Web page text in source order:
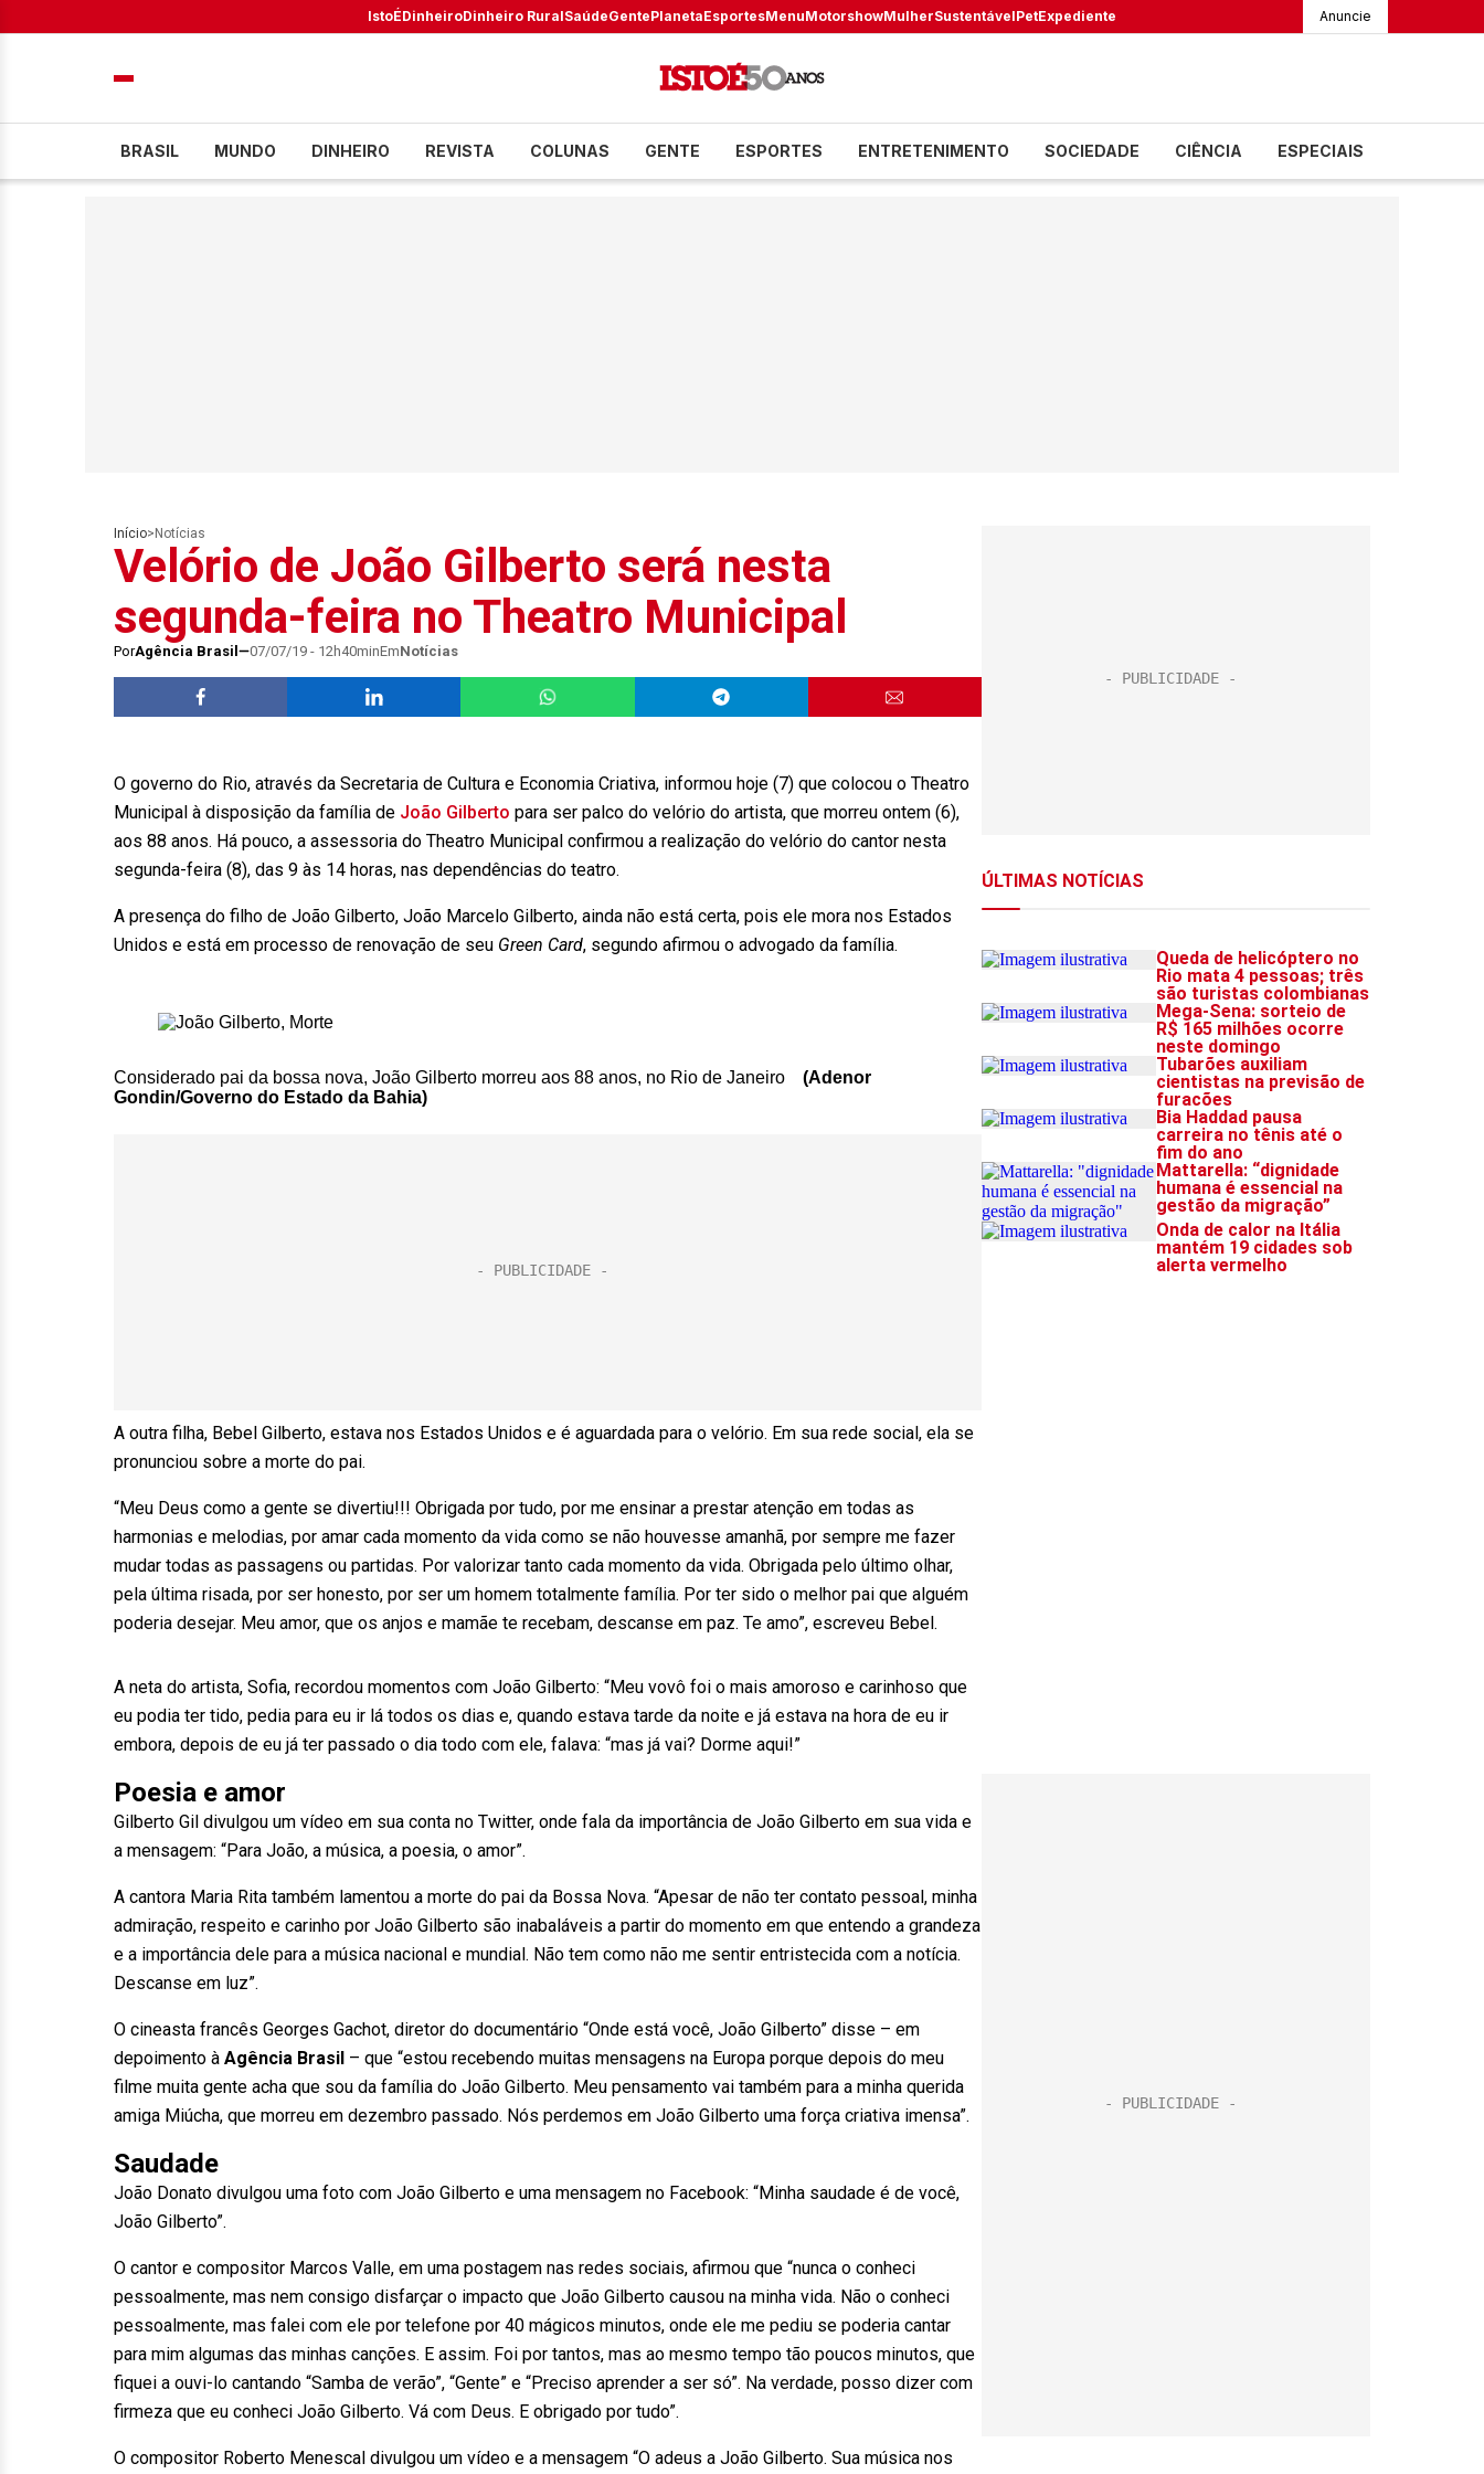
IstoÉDinheiroDinheiro RuralSaúdeGentePlanetaEsportesMenuMotorshowMulherSustentávelPetExpediente Anuncie
BRASIL MUNDO DINHEIRO REVISTA COLUNAS GENTE ESPORTES ENTRETENIMENTO SOCIEDADE CIÊNCIA ESPECIAIS
Início> Notícias
Velório de João Gilberto será nesta
segunda-feira no Theatro Municipal
PorAgência Brasil 07/07/19 - 12h40minEmNotícias
O governo do Rio, através da Secretaria de Cultura e Economia Criativa, informou hoje (7) que colocou o Theatro
Municipal à disposição da família de João Gilberto para ser palco do velório do artista, que morreu ontem (6),
aos 88 anos. Há pouco, a assessoria do Theatro Municipal confirmou a realização do velório do cantor nesta
segunda-feira (8), das 9 às 14 horas, nas dependências do teatro.
A presença do filho de João Gilberto, João Marcelo Gilberto, ainda não está certa, pois ele mora nos Estados
Unidos e está em processo de renovação de seu Green Card, segundo afirmou o advogado da família.
Considerado pai da bossa nova, João Gilberto morreu aos 88 anos, no Rio de Janeiro (Adenor
Gondin/Governo do Estado da Bahia)
A outra filha, Bebel Gilberto, estava nos Estados Unidos e é aguardada para o velório. Em sua rede social, ela se
pronunciou sobre a morte do pai.
“Meu Deus como a gente se divertiu!!! Obrigada por tudo, por me ensinar a prestar atenção em todas as
harmonias e melodias, por amar cada momento da vida como se não houvesse amanhã, por sempre me fazer
mudar todas as passagens ou partidas. Por valorizar tanto cada momento da vida. Obrigada pelo último olhar,
pela última risada, por ser honesto, por ser um homem totalmente família. Por ter sido o melhor pai que alguém
poderia desejar. Meu amor, que os anjos e mamãe te recebam, descanse em paz. Te amo”, escreveu Bebel.
A neta do artista, Sofia, recordou momentos com João Gilberto: “Meu vovô foi o mais amoroso e carinhoso que
eu podia ter tido, pedia para eu ir lá todos os dias e, quando estava tarde da noite e já estava na hora de eu ir
embora, depois de eu já ter passado o dia todo com ele, falava: “mas já vai? Dorme aqui!”
Poesia e amor
Gilberto Gil divulgou um vídeo em sua conta no Twitter, onde fala da importância de João Gilberto em sua vida e
a mensagem: “Para João, a música, a poesia, o amor”.
A cantora Maria Rita também lamentou a morte do pai da Bossa Nova. “Apesar de não ter contato pessoal, minha
admiração, respeito e carinho por João Gilberto são inabaláveis a partir do momento em que entendo a grandeza
e a importância dele para a música nacional e mundial. Não tem como não me sentir entristecida com a notícia.
Descanse em luz”.
O cineasta francês Georges Gachot, diretor do documentário “Onde está você, João Gilberto” disse – em
depoimento à Agência Brasil – que “estou recebendo muitas mensagens na Europa porque depois do meu
filme muita gente acha que sou da família do João Gilberto. Meu pensamento vai também para a minha querida
amiga Miúcha, que morreu em dezembro passado. Nós perdemos em João Gilberto uma força criativa imensa”.
Saudade
João Donato divulgou uma foto com João Gilberto e uma mensagem no Facebook: “Minha saudade é de você,
João Gilberto”.
O cantor e compositor Marcos Valle, em uma postagem nas redes sociais, afirmou que “nunca o conheci
pessoalmente, mas nem consigo disfarçar o impacto que João Gilberto causou na minha vida. Não o conheci
pessoalmente, mas falei com ele por telefone por 40 mágicos minutos, onde ele me pediu se poderia cantar
para mim algumas das minhas canções. E assim. Foi por tantos, mas ao mesmo tempo tão poucos minutos, que
fiquei a ouvi-lo cantando “Samba de verão”, “Gente” e “Preciso aprender a ser só”. Na verdade, posso dizer com
firmeza que eu conheci João Gilberto. Vá com Deus. E obrigado por tudo”.
O compositor Roberto Menescal divulgou um vídeo e a mensagem “O adeus a João Gilberto. Sua música nos